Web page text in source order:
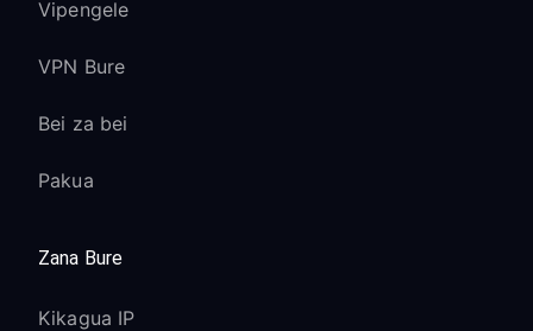
Vipengele
VPN Bure
Bei za bei
Pakua
Zana Bure
Kikagua IP